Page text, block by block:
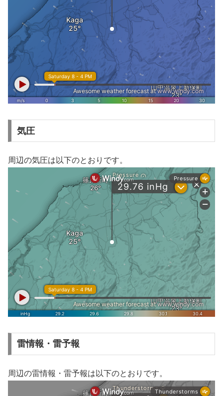
気圧
周辺の気圧は以下のとおりです。
雷情報・雷予報
周辺の雷情報・雷予報は以下のとおりです。